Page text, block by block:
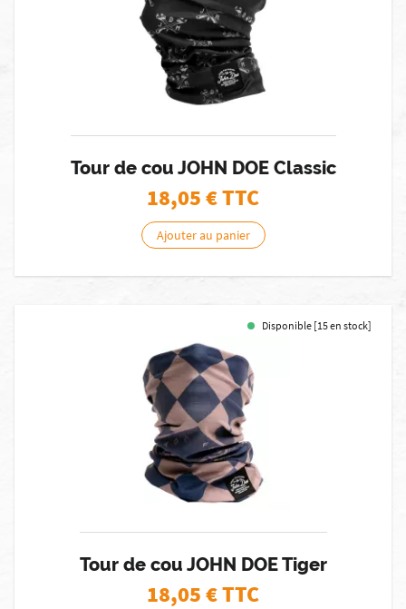
Tour de cou JOHN DOE Classic
18,05€ TTC
Ajouter au panier
Disponible [15 en stock]
Tour de cou JOHN DOE Tiger
18,05€ TTC